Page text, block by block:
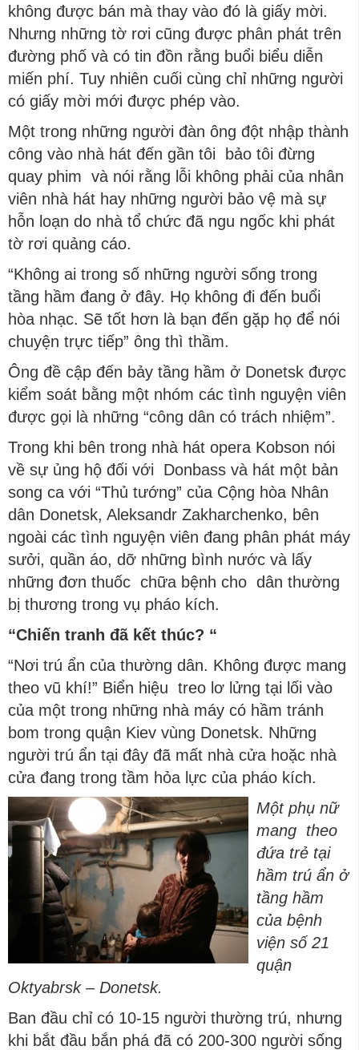
không được bán mà thay vào đó là giấy mời.
Nhưng những tờ rơi cũng được phân phát trên
đường phố và có tin đồn rằng buổi biểu diễn
miến phí. Tuy nhiên cuối cùng chỉ những người
có giấy mời mới được phép vào.
Một trong những người đàn ông đột nhập thành
công vào nhà hát đến gần tôi bảo tôi đừng
quay phim và nói rằng lỗi không phải của nhân
viên nhà hát hay những người bảo vệ mà sự
hỗn loạn do nhà tổ chức đã ngu ngốc khi phát
tờ rơi quảng cáo.
“Không ai trong số những người sống trong
tầng hầm đang ở đây. Họ không đi đến buổi
hòa nhạc. Sẽ tốt hơn là bạn đến gặp họ để nói
chuyện trực tiếp” ông thì thầm.
Ông đề cập đến bảy tầng hầm ở Donetsk được
kiểm soát bằng một nhóm các tình nguyện viên
được gọi là những “công dân có trách nhiệm”.
Trong khi bên trong nhà hát opera Kobson nói
về sự ủng hộ đối với Donbass và hát một bản
song ca với “Thủ tướng” của Cộng hòa Nhân
dân Donetsk, Aleksandr Zakharchenko, bên
ngoài các tình nguyện viên đang phân phát máy
sưởi, quần áo, dỡ những bình nước và lấy
những đơn thuốc chữa bệnh cho dân thường
bị thương trong vụ pháo kích.
“Chiến tranh đã kết thúc? “
“Nơi trú ẩn của thường dân. Không được mang
theo vũ khí!” Biển hiệu treo lơ lửng tại lối vào
của một trong những nhà máy có hầm tránh
bom trong quận Kiev vùng Donetsk. Những
người trú ẩn tại đây đã mất nhà cửa hoặc nhà
cửa đang trong tầm hỏa lực của pháo kích.
Một phụ nữ
mang theo
đứa trẻ tại
hầm trú ẩn ở
tầng hầm
của bệnh
viện số 21
quận
Oktyabrsk – Donetsk.
Ban đầu chỉ có 10-15 người thường trú, nhưng
khi bắt đầu bắn phá đã có 200-300 người sống